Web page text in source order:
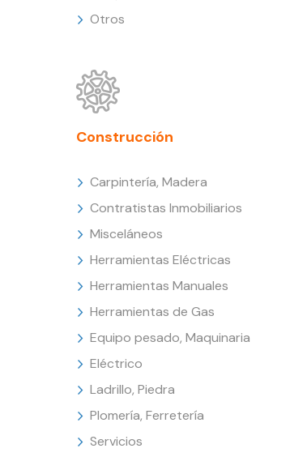
Otros
Construcción
Carpintería, Madera
Contratistas Inmobiliarios
Misceláneos
Herramientas Eléctricas
Herramientas Manuales
Herramientas de Gas
Equipo pesado, Maquinaria
Eléctrico
Ladrillo, Piedra
Plomería, Ferretería
Servicios